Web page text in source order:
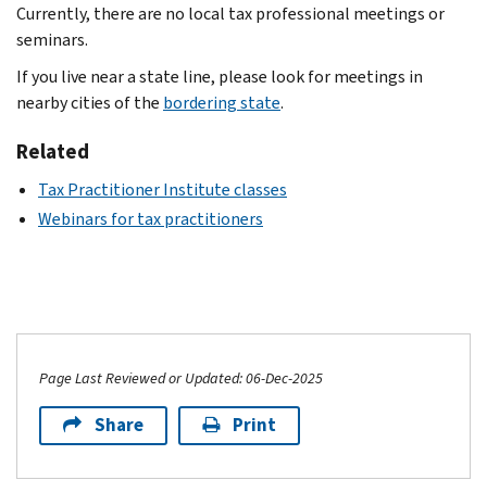
Currently, there are no local tax professional meetings or
seminars.
If you live near a state line, please look for meetings in
nearby cities of the bordering state.
Related
Tax Practitioner Institute classes
Webinars for tax practitioners
Page Last Reviewed or Updated: 06-Dec-2025
Share Print